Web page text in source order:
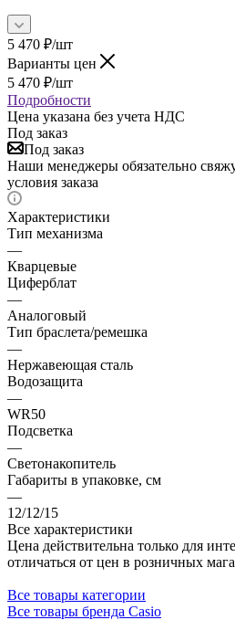
5 470 ₽/шт
Варианты цен
5 470 ₽/шт
Подробности
Цена указана без учета НДС
Под заказ
Под заказ
Наши менеджеры обязательно
условия заказа
Характеристики
Тип механизма
—
Кварцевые
Циферблат
—
Аналоговый
Тип браслета/ремешка
—
Нержавеющая сталь
Водозащита
—
WR50
Подсветка
—
Светонакопитель
Габариты в упаковке, см
—
12/12/15
Все характеристики
Цена действительна только для
отличаться от цен в розничных
Все товары категории
Все товары бренда Casio